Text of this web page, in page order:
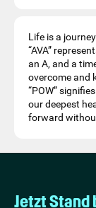
Life is a
“AVA”
an A, and a
overcome and
“POW”
our deepest
forward
Jetzt Stand